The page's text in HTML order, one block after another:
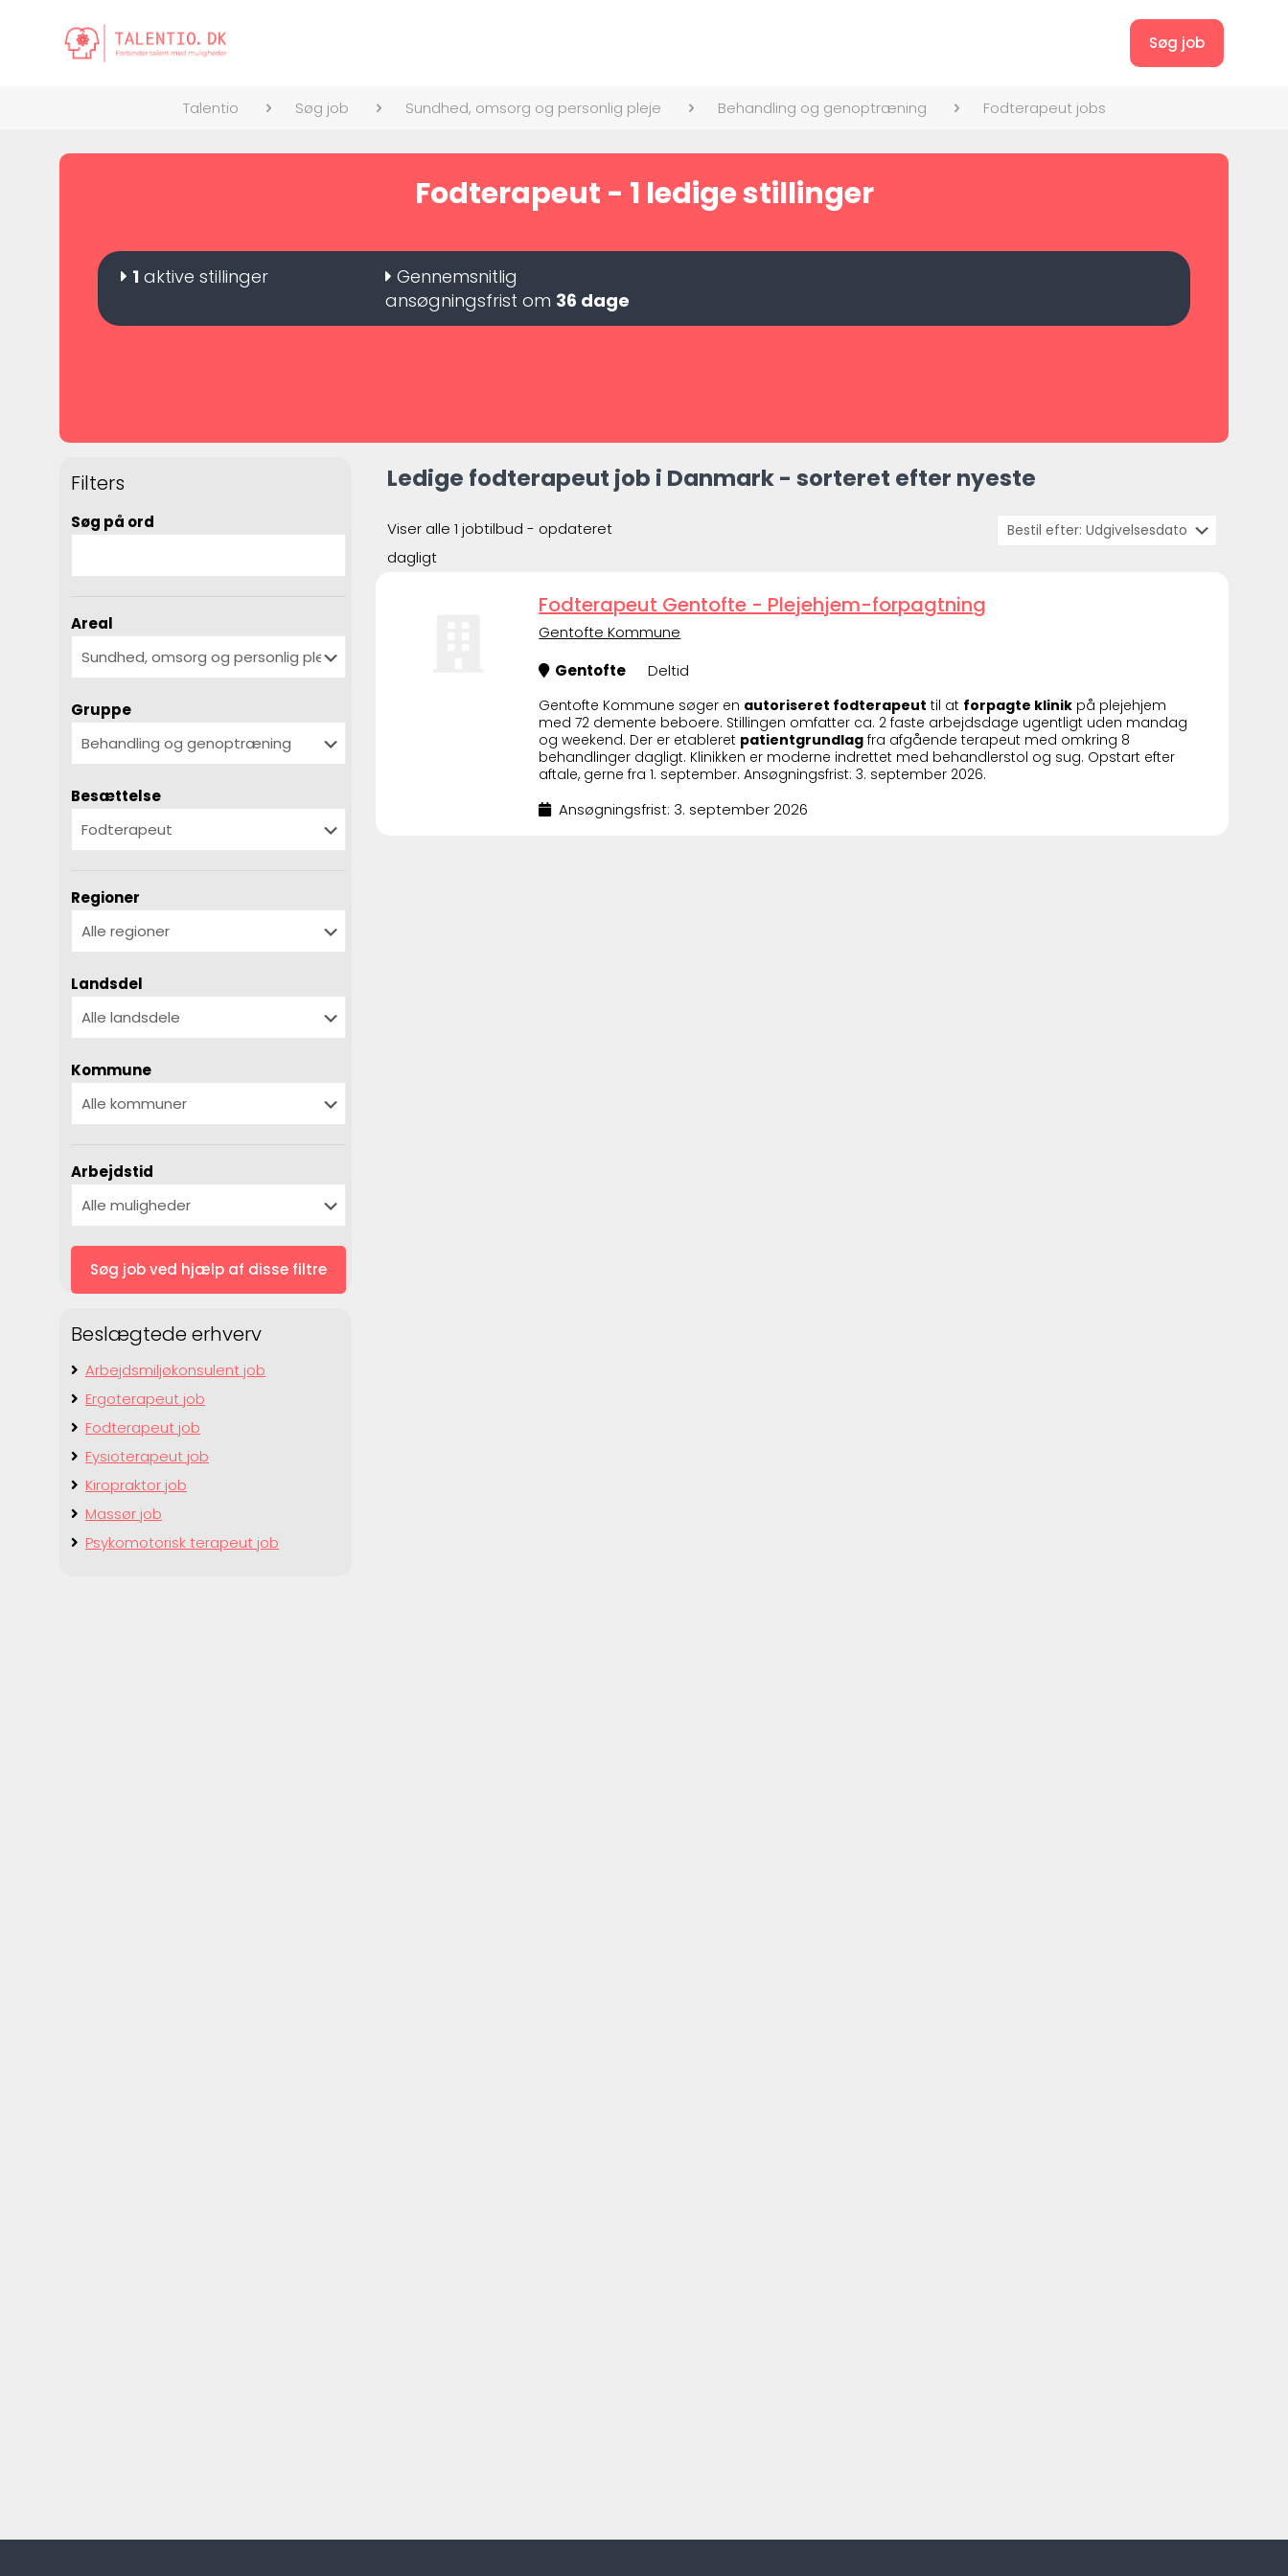
Søg job
Talentio Søg job Sundhed, omsorg og personlig pleje Behandling og genoptræning Fodterapeut jobs
Fodterapeut - 1 ledige stillinger
1 aktive stillinger
Gennemsnitlig
ansøgningsfrist om 36 dage
Filters
Søg på ord
Areal
Gruppe
Besættelse
Regioner
Landsdel
Kommune
Arbejdstid
Beslægtede erhverv
Arbejdsmiljøkonsulent job
Ergoterapeut job
Fodterapeut job
Fysioterapeut job
Kiropraktor job
Massør job
Psykomotorisk terapeut job
Ledige fodterapeut job i Danmark - sorteret efter nyeste
Viser alle 1 jobtilbud - opdateret
dagligt
Fodterapeut Gentofte - Plejehjem-forpagtning
Gentofte Kommune
Gentofte
Deltid
Gentofte Kommune søger en autoriseret fodterapeut til at forpagte klinik på plejehjem
med 72 demente beboere. Stillingen omfatter ca. 2 faste arbejdsdage ugentligt uden mandag
og weekend. Der er etableret patientgrundlag fra afgående terapeut med omkring 8
behandlinger dagligt. Klinikken er moderne indrettet med behandlerstol og sug. Opstart efter
aftale, gerne fra 1. september. Ansøgningsfrist: 3. september 2026.
Ansøgningsfrist: 3. september 2026